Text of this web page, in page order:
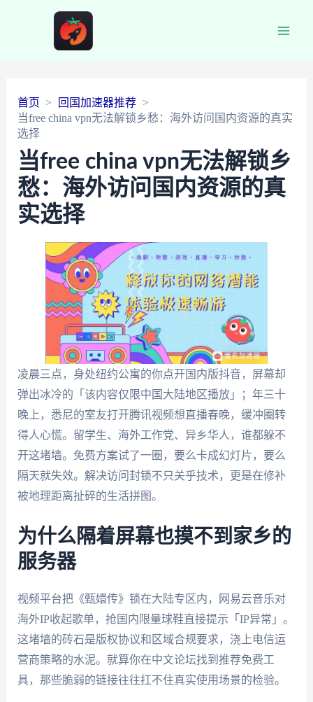
首页
回国加速器推荐
当free china vpn无法解锁乡愁：海外访问国内资源的真实
选择
当free china vpn无法解锁乡
愁：海外访问国内资源的真
实选择
凌晨三点，身处纽约公寓的你点开国内版抖音，屏幕却
弹出冰冷的「该内容仅限中国大陆地区播放」；年三十
晚上，悉尼的室友打开腾讯视频想直播春晚，缓冲圈转
得人心慌。留学生、海外工作党、异乡华人，谁都躲不
开这堵墙。免费方案试了一圈，要么卡成幻灯片，要么
隔天就失效。解决访问封锁不只关乎技术，更是在修补
被地理距离扯碎的生活拼图。
为什么隔着屏幕也摸不到家乡的
服务器
视频平台把《甄嬛传》锁在大陆专区内，网易云音乐对
海外IP收起歌单，抢国内限量球鞋直接提示「IP异常」。
这堵墙的砖石是版权协议和区域合规要求，浇上电信运
营商策略的水泥。就算你在中文论坛找到推荐免费工
具，那些脆弱的链接往往扛不住真实使用场景的检验。